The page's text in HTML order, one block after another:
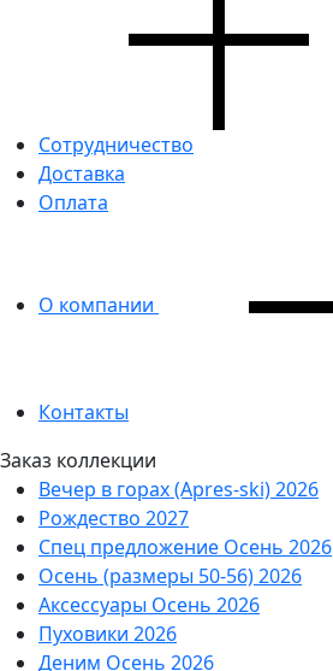
Сотрудничество
Доставка
Оплата
О компании
Контакты
Заказ коллекции
Вечер в горах (Apres-ski) 2026
Рождество 2027
Спец предложение Осень 2026
Осень (размеры 50-56) 2026
Аксессуары Осень 2026
Пуховики 2026
Деним Осень 2026